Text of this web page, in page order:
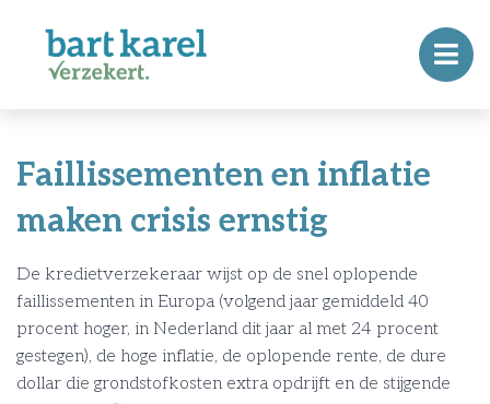
Faillissementen en inflatie
maken crisis ernstig
De kredietverzekeraar wijst op de snel oplopende
faillissementen in Europa (volgend jaar gemiddeld 40
procent hoger, in Nederland dit jaar al met 24 procent
gestegen), de hoge inflatie, de oplopende rente, de dure
dollar die grondstofkosten extra opdrijft en de stijgende